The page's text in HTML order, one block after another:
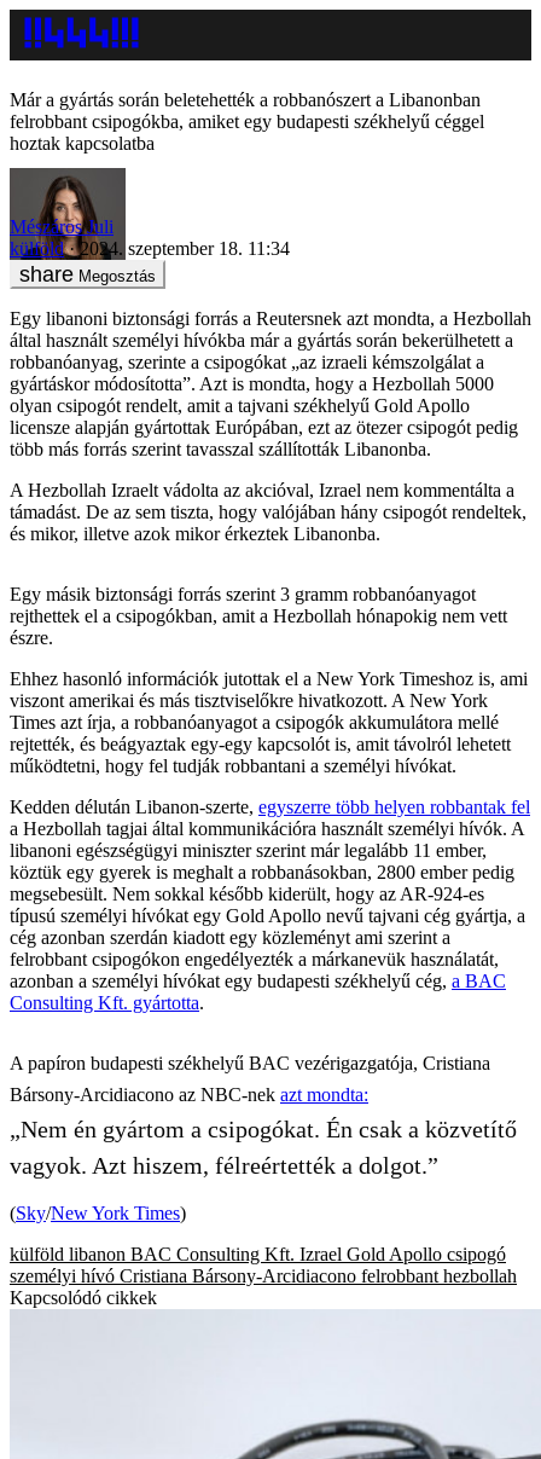
Már a gyártás során beletehették a robbanószert a Libanonban
felrobbant csipogókba, amiket egy budapesti székhelyű céggel
hoztak kapcsolatba
Mészáros Juli
külföld
2024. szeptember 18. 11:34
Megosztás
Egy libanoni biztonsági forrás a Reutersnek azt mondta, a Hezbollah
által használt személyi hívókba már a gyártás során bekerülhetett a
robbanóanyag, szerinte a csipogókat „az izraeli kémszolgálat a
gyártáskor módosította”. Azt is mondta, hogy a Hezbollah 5000
olyan csipogót rendelt, amit a tajvani székhelyű Gold Apollo
licensze alapján gyártottak Európában, ezt az ötezer csipogót pedig
több más forrás szerint tavasszal szállították Libanonba.
A Hezbollah Izraelt vádolta az akcióval, Izrael nem kommentálta a
támadást. De az sem tiszta, hogy valójában hány csipogót rendeltek,
és mikor, illetve azok mikor érkeztek Libanonba.
Egy másik biztonsági forrás szerint 3 gramm robbanóanyagot
rejthettek el a csipogókban, amit a Hezbollah hónapokig nem vett
észre.
Ehhez hasonló információk jutottak el a New York Timeshoz is, ami
viszont amerikai és más tisztviselőkre hivatkozott. A New York
Times azt írja, a robbanóanyagot a csipogók akkumulátora mellé
rejtették, és beágyaztak egy-egy kapcsolót is, amit távolról lehetett
működtetni, hogy fel tudják robbantani a személyi hívókat.
Kedden délután Libanon-szerte, egyszerre több helyen robbantak fel
a Hezbollah tagjai által kommunikációra használt személyi hívók. A
libanoni egészségügyi miniszter szerint már legalább 11 ember,
köztük egy gyerek is meghalt a robbanásokban, 2800 ember pedig
megsebesült. Nem sokkal később kiderült, hogy az AR-924-es
típusú személyi hívókat egy Gold Apollo nevű tajvani cég gyártja, a
cég azonban szerdán kiadott egy közleményt ami szerint a
felrobbant csipogókon engedélyezték a márkanevük használatát,
azonban a személyi hívókat egy budapesti székhelyű cég, a BAC
Consulting Kft. gyártotta.
A papíron budapesti székhelyű BAC vezérigazgatója, Cristiana
Bársony-Arcidiacono az NBC-nek azt mondta:
„Nem én gyártom a csipogókat. Én csak a közvetítő
vagyok. Azt hiszem, félreértették a dolgot.”
(Sky/New York Times)
külföld libanon BAC Consulting Kft. Izrael Gold Apollo csipogó
személyi hívó Cristiana Bársony-Arcidiacono felrobbant hezbollah
Kapcsolódó cikkek